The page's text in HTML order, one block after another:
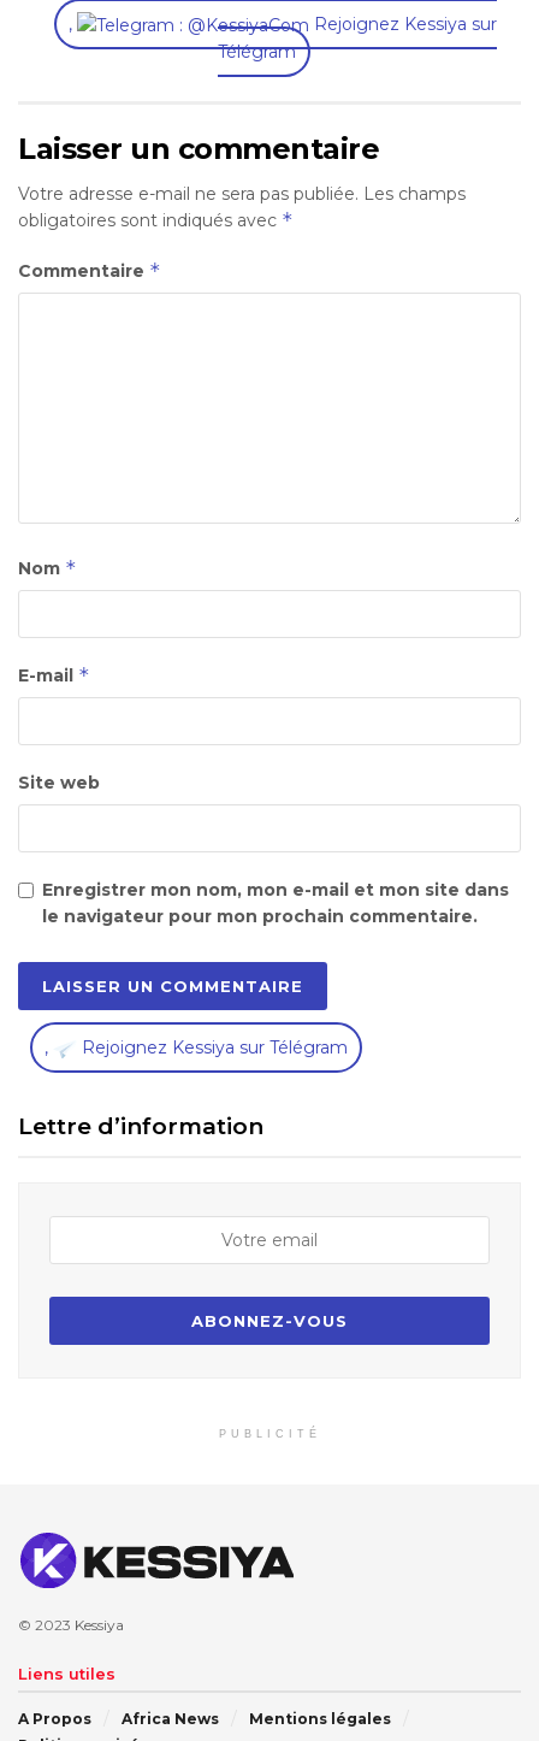
,
Rejoignez Kessiya sur
Télégram
Laisser un commentaire
Votre adresse e-mail ne sera pas publiée. Les champs
obligatoires sont indiqués avec *
Commentaire *
Nom *
E-mail *
Site web
Enregistrer mon nom, mon e-mail et mon site dans
le navigateur pour mon prochain commentaire.
, Rejoignez Kessiya sur Télégram
Lettre d’information
PUBLICITÉ
© 2023 Kessiya
Liens utiles
A Propos Africa News
Mentions légales